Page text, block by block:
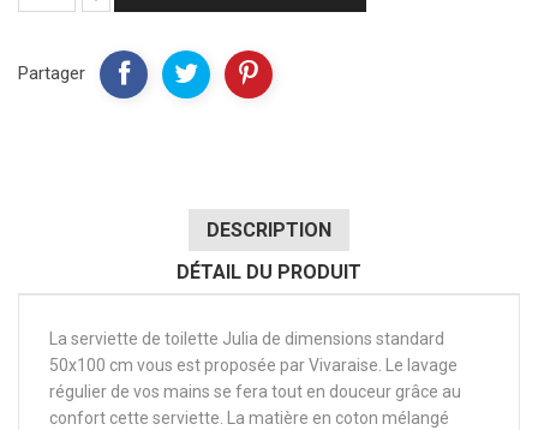
Partager
DESCRIPTION
DÉTAIL DU PRODUIT
La serviette de toilette Julia de dimensions standard
50x100 cm vous est proposée par Vivaraise. Le lavage
régulier de vos mains se fera tout en douceur grâce au
confort cette serviette. La matière en coton mélangé